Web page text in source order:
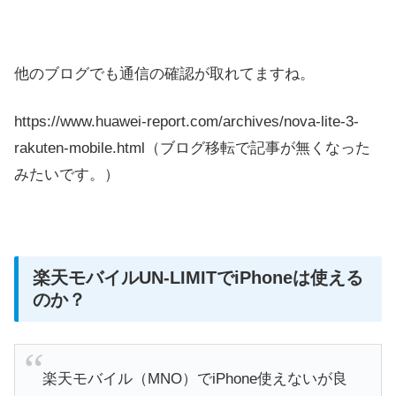
他のブログでも通信の確認が取れてますね。
https://www.huawei-report.com/archives/nova-lite-3-
rakuten-mobile.html（ブログ移転で記事が無くなった
みたいです。）
楽天モバイルUN-LIMITでiPhoneは使える
のか？
楽天モバイル（MNO）でiPhone使えないが良